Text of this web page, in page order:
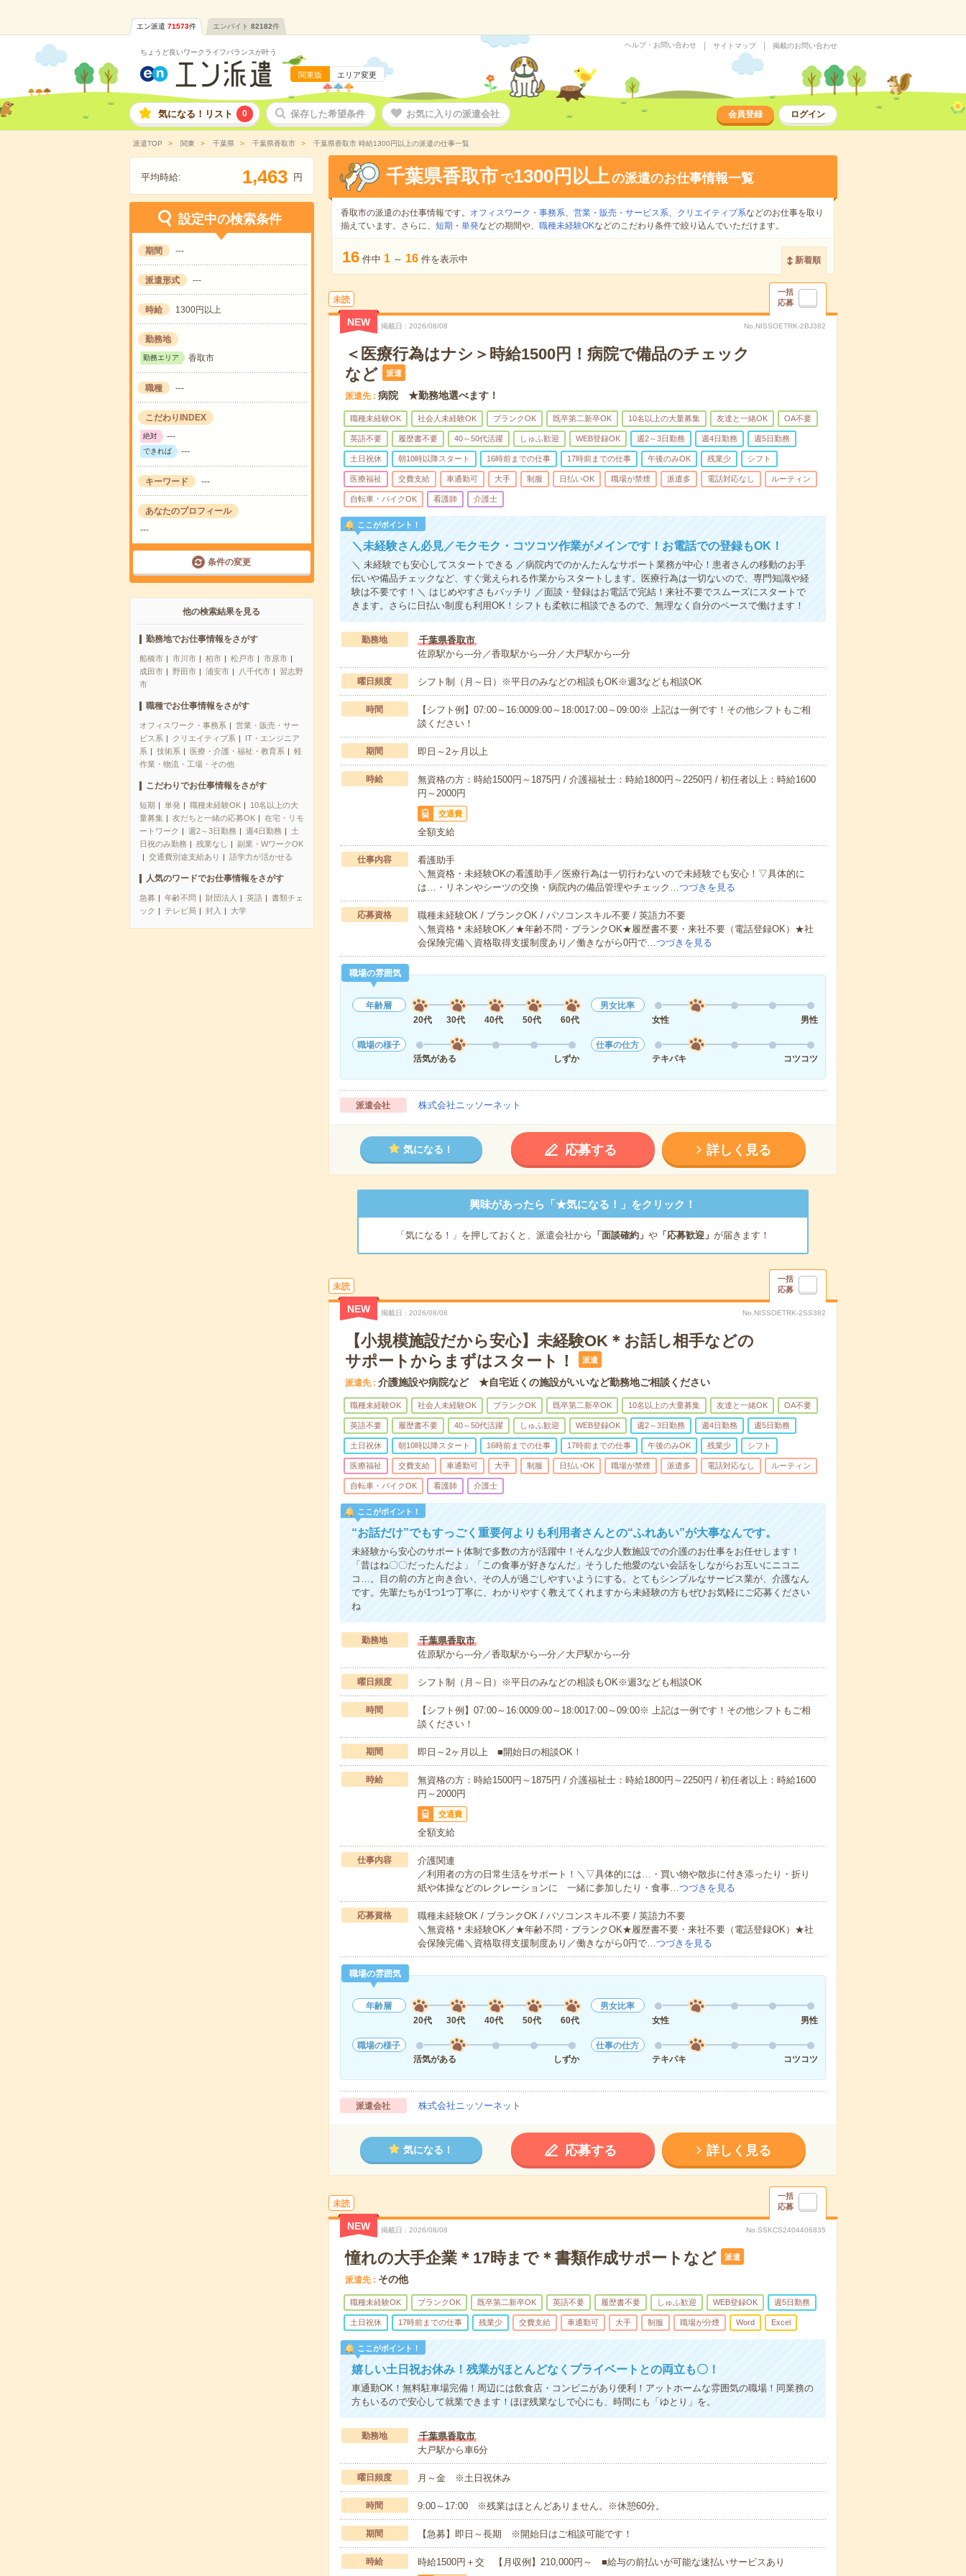
エン派遣 71573件 エンバイト 82182件
ちょうど良いワークライフバランスが叶う
関東版 エリア変更
ヘルプ・お問い合わせ サイトマップ 掲載のお問い合わせ
気になる！リスト 0 保存した希望条件 お気に入りの派遣会社 会員登録 ログイン
派遣TOP 関東 千葉県 千葉県香取市 千葉県香取市 時給1300円以上の派遣の仕事一覧
平均時給: 1,463 円
設定中の検索条件
期間 ---
派遣形式 ---
時給 1300円以上
勤務地
勤務エリア 香取市
職種 ---
こだわりINDEX
絶対 ---
できれば ---
キーワード ---
あなたのプロフィール
---
条件の変更
他の検索結果を見る
勤務地でお仕事情報をさがす
船橋市 市川市 柏市 松戸市
市原市
成田市
野田市 浦安市 八千代市
習志野
市
職種でお仕事情報をさがす
オフィスワーク・事務系
営業・販売・サー
ビス系
クリエイティブ系
IT・エンジニア
系
技術系 医療・介護・福祉・教育系
軽
作業・物流・工場・その他
こだわりでお仕事情報をさがす
短期 単発 職種未経験OK
10名以上の大
量募集
友だちと一緒の応募OK
在宅・リモ
ートワーク
週2～3日勤務 週4日勤務
土
日祝のみ勤務
残業なし
副業・WワークOK
交通費別途支給あり
語学力が活かせる
人気のワードでお仕事情報をさがす
急募 年齢不問 財団法人 英語
書類チェ
ック
テレビ局 封入 大学
千葉県香取市 で1300円以上の派遣のお仕事情報一覧
香取市の派遣のお仕事情報です。 オフィスワーク・事務系、 営業・販売・サービス系、 クリエイティブ系などのお仕事を取り
揃えています。さらに、 短期 ・ 単発などの期間や、 職種未経験OKなどのこだわり条件で絞り込んでいただけます。
16 件中 1 ～ 16 件を表示中 新着順
未読
一括
応募
NEW 掲載日 2026/08/08 No.NISSOETRK-2BJ382
＜医療行為はナシ＞時給1500円！病院で備品のチェック
など
派遣
派遣先 病院 ★勤務地選べます！
職種未経験OK 社会人未経験OK ブランクOK 既卒第二新卒OK 10名以上の大量募集 友達と一緒OK OA不要
英語不要 履歴書不要 40～50代活躍 しゅふ歓迎 WEB登録OK 週2～3日勤務 週4日勤務 週5日勤務
土日祝休 朝10時以降スタート 16時前までの仕事 17時前までの仕事 午後のみOK 残業少 シフト
医療福祉 交費支給 車通勤可 大手 制服 日払いOK 職場が禁煙 派遣多 電話対応なし ルーティン
自転車・バイクOK 看護師 介護士
ここがポイント！
＼未経験さん必見／モクモク・コツコツ作業がメインです！お電話での登録もOK！
＼ 未経験でも安心してスタートできる ／病院内でのかんたんなサポート業務が中心！患者さんの移動のお手
伝いや備品チェックなど、すぐ覚えられる作業からスタートします。医療行為は一切ないので、専門知識や経
験は不要です！＼ はじめやすさもバッチリ ／面談・登録はお電話で完結！来社不要でスムーズにスタートで
きます。さらに日払い制度も利用OK！シフトも柔軟に相談できるので、無理なく自分のペースで働けます！
勤務地
千葉県香取市
佐原駅から---分／香取駅から---分／大戸駅から---分
曜日頻度 シフト制（月～日）※平日のみなどの相談もOK※週3なども相談OK
時間
【シフト例】07:00～16:0009:00～18:0017:00～09:00※ 上記は一例です！その他シフトもご相
談ください！
期間 即日～2ヶ月以上
時給
無資格の方：時給1500円～1875円 / 介護福祉士：時給1800円～2250円 / 初任者以上：時給1600
円～2000円
交通費
全額支給
仕事内容
看護助手
＼無資格・未経験OKの看護助手／医療行為は一切行わないので未経験でも安心！▽具体的に
は…・リネンやシーツの交換・病院内の備品管理やチェック…つづきを見る
応募資格
職種未経験OK / ブランクOK / パソコンスキル不要 / 英語力不要
＼無資格＊未経験OK／★年齢不問・ブランクOK★履歴書不要・来社不要（電話登録OK）★社
会保険完備＼資格取得支援制度あり／働きながら0円で…つづきを見る
職場の雰囲気
年齢層
20代
30代 40代 50代 60代
男女比率
女性
男性
職場の様子
活気がある
しずか
仕事の仕方
テキパキ
コツコツ
派遣会社 株式会社ニッソーネット
気になる！ 応募する 詳しく見る
興味があったら「★気になる！」をクリック！
「気になる！」を押しておくと、派遣会社から 「面談確約」 や「応募歓迎」 が届きます！
未読
一括
応募
NEW 掲載日 2026/08/08 No.NISSOETRK-2SS382
【小規模施設だから安心】未経験OK＊お話し相手などの
サポートからまずはスタート！
派遣
派遣先 介護施設や病院など ★自宅近くの施設がいいなど勤務地ご相談ください
職種未経験OK 社会人未経験OK ブランクOK 既卒第二新卒OK 10名以上の大量募集 友達と一緒OK OA不要
英語不要 履歴書不要 40～50代活躍 しゅふ歓迎 WEB登録OK 週2～3日勤務 週4日勤務 週5日勤務
土日祝休 朝10時以降スタート 16時前までの仕事 17時前までの仕事 午後のみOK 残業少 シフト
医療福祉 交費支給 車通勤可 大手 制服 日払いOK 職場が禁煙 派遣多 電話対応なし ルーティン
自転車・バイクOK 看護師 介護士
ここがポイント！
“お話だけ”でもすっごく重要何よりも利用者さんとの“ふれあい”が大事なんです。
未経験から安心のサポート体制で多数の方が活躍中！そんな少人数施設での介護のお仕事をお任せします！
「昔はね〇〇だったんだよ」「この食事が好きなんだ」そうした他愛のない会話をしながらお互いにニコニ
コ…。目の前の方と向き合い、その人が過ごしやすいようにする。とてもシンプルなサービス業が、介護なん
です。先輩たちが1つ1つ丁寧に、わかりやすく教えてくれますから未経験の方もぜひお気軽にご応募ください
ね
勤務地
千葉県香取市
佐原駅から---分／香取駅から---分／大戸駅から---分
曜日頻度 シフト制（月～日）※平日のみなどの相談もOK※週3なども相談OK
時間
【シフト例】07:00～16:0009:00～18:0017:00～09:00※ 上記は一例です！その他シフトもご相
談ください！
期間 即日～2ヶ月以上 ■開始日の相談OK！
時給
無資格の方：時給1500円～1875円 / 介護福祉士：時給1800円～2250円 / 初任者以上：時給1600
円～2000円
交通費
全額支給
仕事内容
介護関連
／利用者の方の日常生活をサポート！＼▽具体的には…・買い物や散歩に付き添ったり・折り
紙や体操などのレクレーションに 一緒に参加したり・食事…つづきを見る
応募資格
職種未経験OK / ブランクOK / パソコンスキル不要 / 英語力不要
＼無資格＊未経験OK／★年齢不問・ブランクOK★履歴書不要・来社不要（電話登録OK）★社
会保険完備＼資格取得支援制度あり／働きながら0円で…つづきを見る
職場の雰囲気
年齢層
20代
30代 40代 50代 60代
男女比率
女性
男性
職場の様子
活気がある
しずか
仕事の仕方
テキパキ
コツコツ
派遣会社 株式会社ニッソーネット
気になる！ 応募する 詳しく見る
未読
一括
応募
NEW 掲載日 2026/08/08 No.SSKCS2404406835
憧れの大手企業＊17時まで＊書類作成サポートなど 派遣
派遣先 その他
職種未経験OK ブランクOK 既卒第二新卒OK 英語不要 履歴書不要 しゅふ歓迎 WEB登録OK 週5日勤務
土日祝休 17時前までの仕事 残業少 交費支給 車通勤可 大手 制服 職場が分煙 Word Excel
ここがポイント！
嬉しい土日祝お休み！残業がほとんどなくプライベートとの両立も〇！
車通勤OK！無料駐車場完備！周辺には飲食店・コンビニがあり便利！アットホームな雰囲気の職場！同業務の
方もいるので安心して就業できます！ほぼ残業なしで心にも、時間にも「ゆとり」を。
勤務地
千葉県香取市
大戸駅から車6分
曜日頻度 月～金 ※土日祝休み
時間 9:00～17:00 ※残業はほとんどありません。※休憩60分。
期間 【急募】即日～長期 ※開始日はご相談可能です！
時給 時給1500円＋交 【月収例】210,000円～ ■給与の前払いが可能な速払いサービスあり